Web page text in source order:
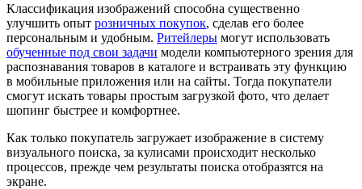
Классификация изображений способна существенно
улучшить опыт розничных покупок, сделав его более
персональным и удобным. Ритейлеры могут использовать
обученные под свои задачи модели компьютерного зрения для
распознавания товаров в каталоге и встраивать эту функцию
в мобильные приложения или на сайты. Тогда покупатели
смогут искать товары простым загрузкой фото, что делает
шопинг быстрее и комфортнее.
Как только покупатель загружает изображение в систему
визуального поиска, за кулисами происходит несколько
процессов, прежде чем результаты поиска отобразятся на
экране.